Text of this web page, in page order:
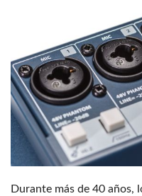
Durante más de 40 años,